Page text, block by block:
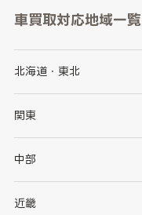
車買取対応地域一覧
北海道・東北
北海道
岩手県
秋田県
関東
茨城県
群馬県
中部
新潟県
近畿